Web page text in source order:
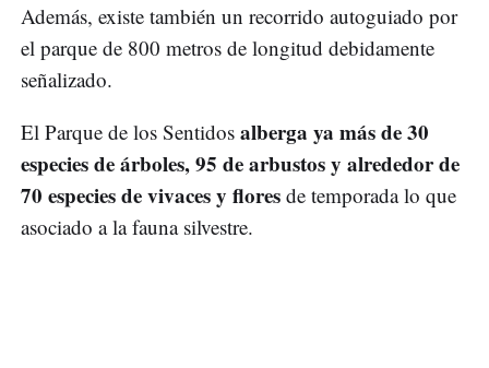
Además, existe también un recorrido autoguiado por
el parque de 800 metros de longitud debidamente
señalizado.
El Parque de los Sentidos alberga ya más de 30
especies de árboles, 95 de arbustos y alrededor de
70 especies de vivaces y flores de temporada lo que
asociado a la fauna silvestre.